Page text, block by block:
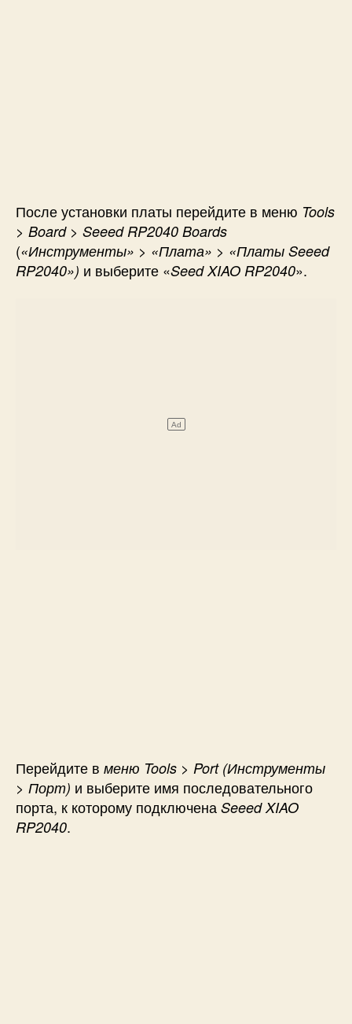
После установки платы перейдите в меню Tools
> Board > Seeed RP2040 Boards
(«Инструменты» > «Плата» > «Платы Seeed
RP2040») и выберите «Seed XIAO RP2040».
Перейдите в меню Tools > Port (Инструменты
> Порт) и выберите имя последовательного
порта, к которому подключена Seeed XIAO
RP2040.